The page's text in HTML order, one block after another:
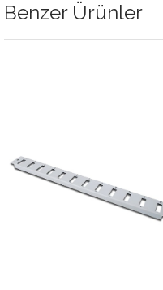
Benzer Ürünler